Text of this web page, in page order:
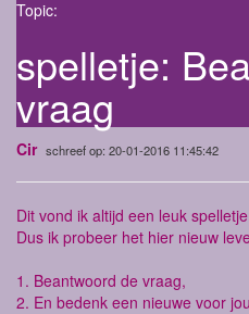
Topic:
spelletje:
vraag
Cir schreef op: 20-01-2016 11:45:42
Dit vond ik altijd een leuk
Dus ik probeer het hier nieuw
1. Beantwoord de vraag,
2. En bedenk een nieuwe voor